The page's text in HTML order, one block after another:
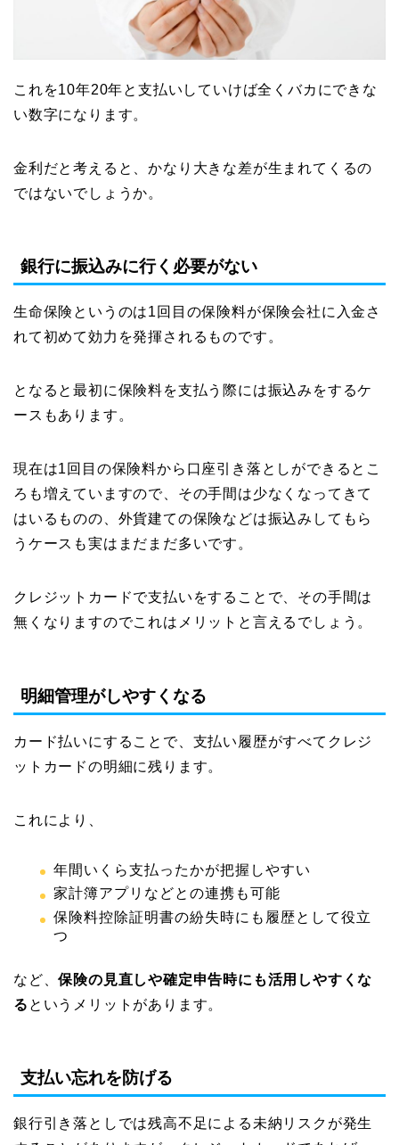
これを10年20年と支払いしていけば全くバカにできな
い数字になります。
金利だと考えると、かなり大きな差が生まれてくるの
ではないでしょうか。
銀行に振込みに行く必要がない
生命保険というのは1回目の保険料が保険会社に入金さ
れて初めて効力を発揮されるものです。
となると最初に保険料を支払う際には振込みをするケ
ースもあります。
現在は1回目の保険料から口座引き落としができるとこ
ろも増えていますので、その手間は少なくなってきて
はいるものの、外貨建ての保険などは振込みしてもら
うケースも実はまだまだ多いです。
クレジットカードで支払いをすることで、その手間は
無くなりますのでこれはメリットと言えるでしょう。
明細管理がしやすくなる
カード払いにすることで、支払い履歴がすべてクレジ
ットカードの明細に残ります。
これにより、
年間いくら支払ったかが把握しやすい
家計簿アプリなどとの連携も可能
保険料控除証明書の紛失時にも履歴として役立
つ
など、保険の見直しや確定申告時にも活用しやすくな
る というメリットがあります。
支払い忘れを防げる
銀行引き落としでは残高不足による未納リスクが発生